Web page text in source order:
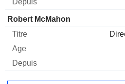
Robert McMahon